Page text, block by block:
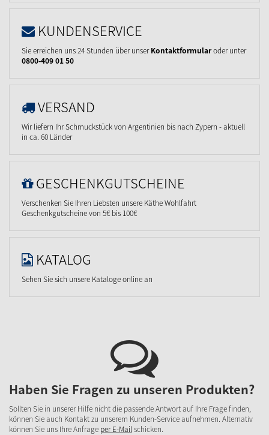
KUNDENSERVICE
Sie erreichen uns 24 Stunden über unserKontaktformularoder unter
0800-409 01 50
VERSAND
Wir liefern Ihr Schmuckstück von Argentinien bis nach Zypern - aktuell
in ca. 60 Länder
GESCHENKGUTSCHEINE
Verschenken Sie Ihren Liebsten unsere Käthe Wohlfahrt
Geschenkgutscheine von 5€ bis 100€
KATALOG
Sehen Sie sich unsere Kataloge online an
Haben Sie Fragen zu unseren Produkten?
Sollten Sie in unserer Hilfe nicht die passende Antwort auf Ihre Frage finden,
können Sie auch Kontakt zu unserem Kunden-Service aufnehmen. Alternativ
können Sie uns Ihre Anfrage per E-Mailschicken.